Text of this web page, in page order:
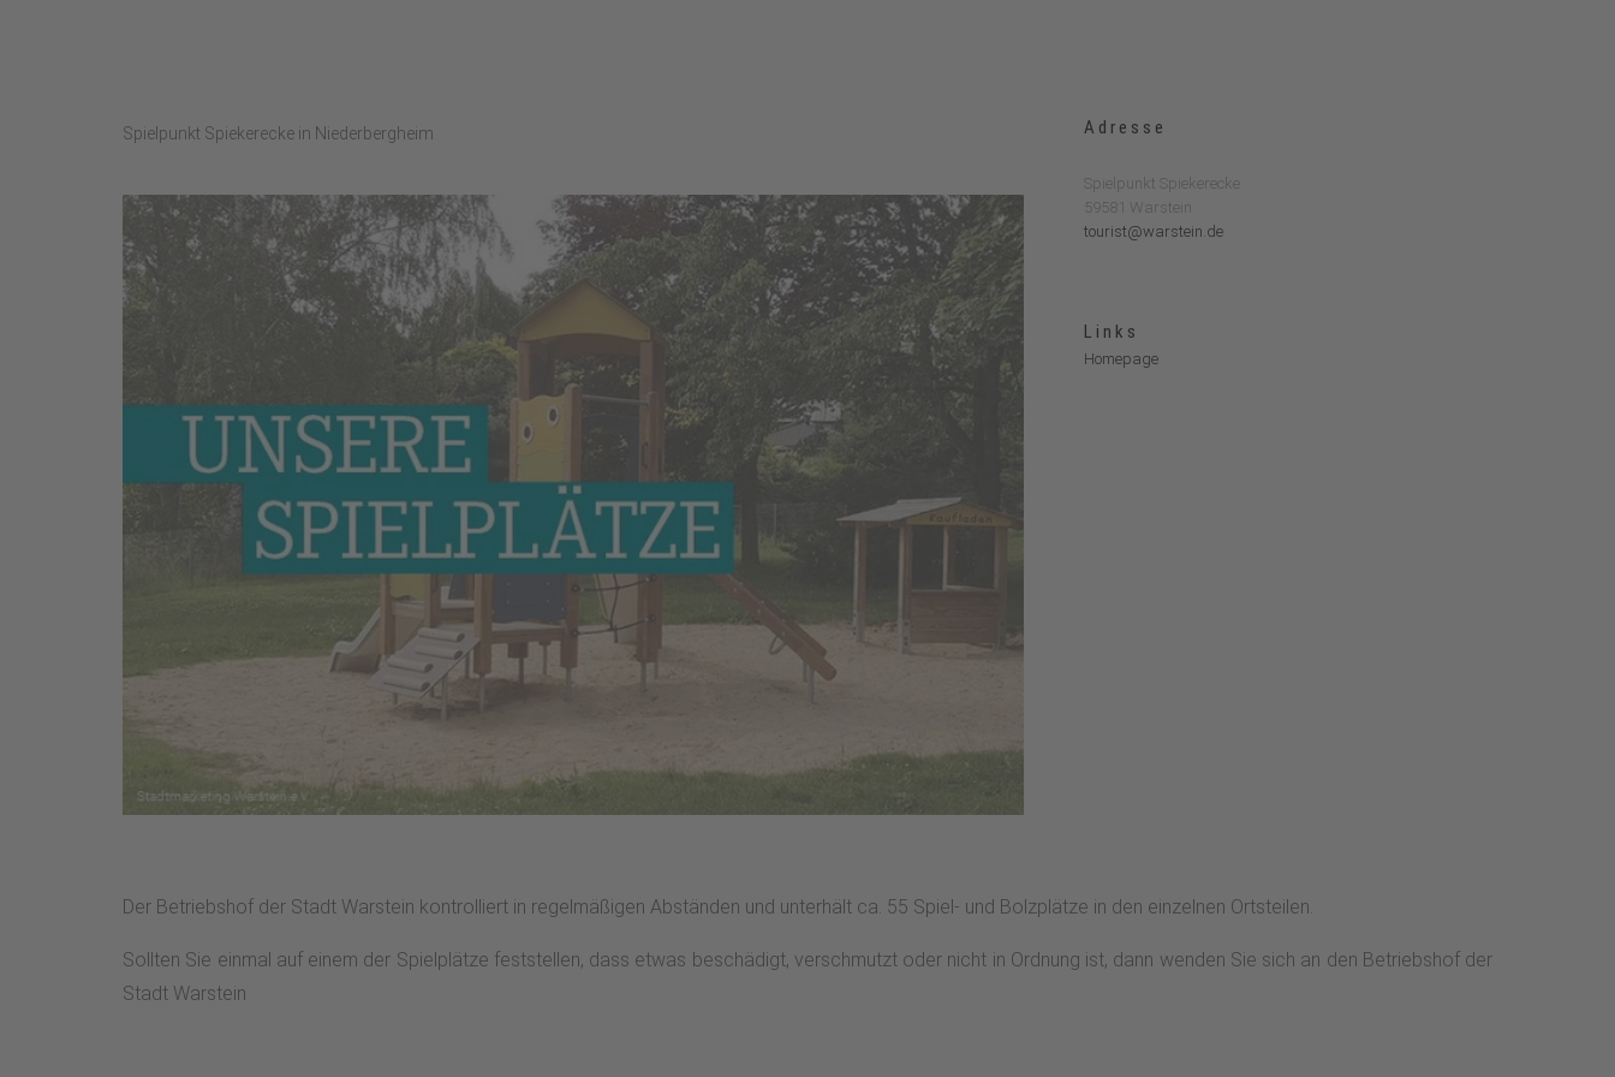
Spielpunkt Spiekerecke in Niederbergheim Adresse
Spielpunkt Spiekerecke
59581 Warstein
tourist@warstein.de
Links
Homepage
Der Betriebshof der Stadt Warstein kontrolliert in regelmäßigen Abständen und unterhält ca. 55 Spiel- und Bolzplätze in den einzelnen Ortsteilen.
Sollten Sie einmal auf einem der Spielplätze feststellen, dass etwas beschädigt, verschmutzt oder nicht in Ordnung ist, dann wenden Sie sich an den Betriebshof der
Stadt Warstein